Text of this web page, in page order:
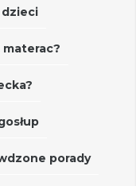
dzieci
materac?
porady